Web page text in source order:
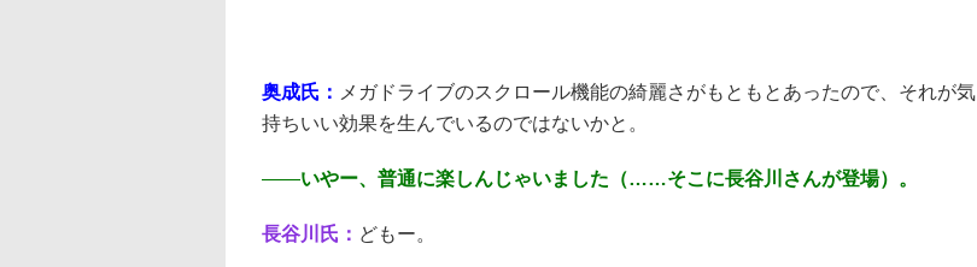
奥成氏： メガドライブのスクロール機能の綺麗さがもともとあったので、それが気
持ちいい効果を生んでいるのではないかと。
――いやー、普通に楽しんじゃいました（……そこに長谷川さんが登場）。
長谷川氏： どもー。